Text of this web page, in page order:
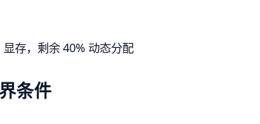
存，剩余 40% 动态分配
条件